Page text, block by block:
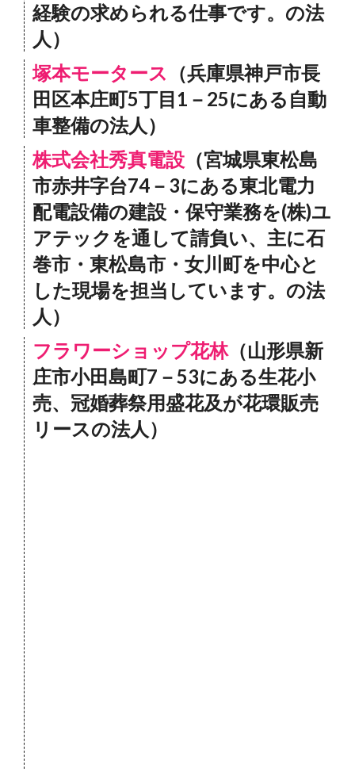
経験の求められる仕事です。の法
人）
塚本モータース
（兵庫県神戸市長
田区本庄町5丁目1－25にある自動
車整備の法人）
株式会社秀真電設 （宮城県東松島
市赤井字台74－3にある東北電力
配電設備の建設・保守業務を(株)ユ
アテックを通して請負い、主に石
巻市・東松島市・女川町を中心と
した現場を担当しています。の法
人）
フラワーショップ花林（山形県新
庄市小田島町7－53にある生花小
売、冠婚葬祭用盛花及が花環販売
リースの法人）